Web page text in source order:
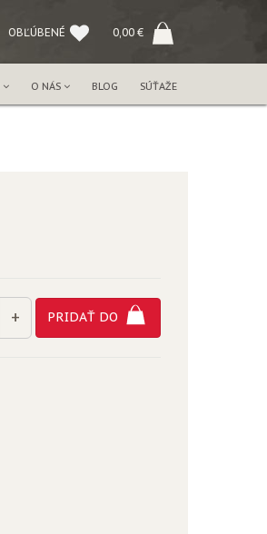
OBĽÚBENÉ 0,00 €
O NÁS BLOG SÚŤAŽE
Množstvo
+ PRIDAŤ DO